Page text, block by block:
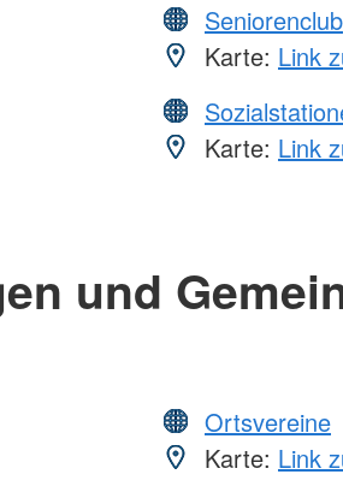
Seniorenclub
Karte: Link
Karte: Link
und
Ortsvereine
Karte: Link